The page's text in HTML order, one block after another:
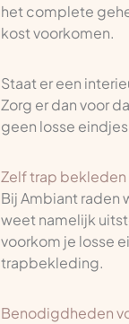
het complete
kost voorkomen.
Staat er een
Zorg er dan voor
geen losse
Zelf trap bekleden
Bij Ambiant raden
weet namelijk
voorkom je losse
trapbekleding.
Benodigdheden